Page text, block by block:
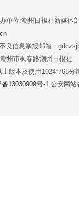
单位:潮州日报社新媒体
良信息举报邮箱：
州市枫春路潮州日报社
版本及使用1024*768分
13030909号-1 公安网站